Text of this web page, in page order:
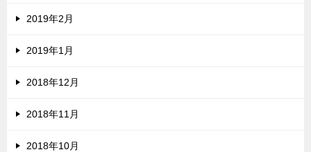
2019年2月
2019年1月
2018年12月
2018年11月
2018年10月